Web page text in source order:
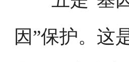
因”保护。这